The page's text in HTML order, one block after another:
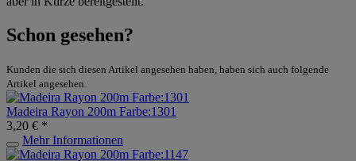
Schon gesehen?
Kunden die sich diesen Artikel angesehen haben, haben sich auch folgende
Artikel angesehen.
Madeira Rayon 200m Farbe:1301
3,20 € *
Mehr Informationen